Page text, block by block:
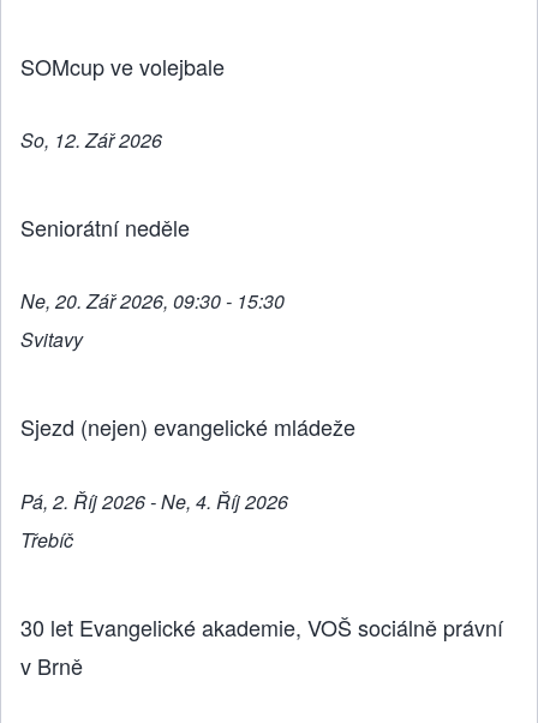
k
SOMcup ve volejbale
So, 12. Zář 2026
Seniorátní neděle
Ne, 20. Zář 2026, 09:30 - 15:30
Svitavy
Sjezd (nejen) evangelické mládeže
Pá, 2. Říj 2026 - Ne, 4. Říj 2026
Třebíč
30 let Evangelické akademie, VOŠ sociálně právní
v Brně